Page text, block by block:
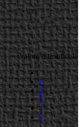
Valora este artículo
1
2
3
4
5